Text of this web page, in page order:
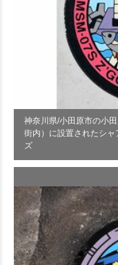
神奈川県/小田原市の小
街内）に設置されたシ
ズ